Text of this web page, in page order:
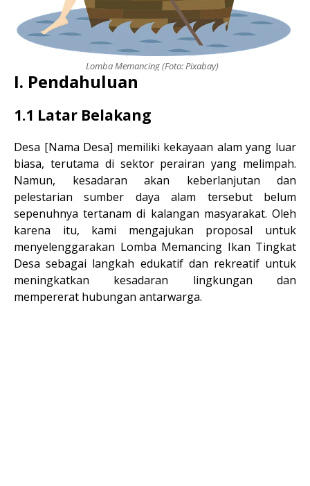
Lomba Memancing (Foto: Pixabay)
I. Pendahuluan
1.1 Latar Belakang
Desa [Nama Desa] memiliki kekayaan alam yang luar
biasa, terutama di sektor perairan yang melimpah.
Namun, kesadaran akan keberlanjutan dan
pelestarian sumber daya alam tersebut belum
sepenuhnya tertanam di kalangan masyarakat. Oleh
karena itu, kami mengajukan proposal untuk
menyelenggarakan Lomba Memancing Ikan Tingkat
Desa sebagai langkah edukatif dan rekreatif untuk
meningkatkan kesadaran lingkungan dan
mempererat hubungan antarwarga.